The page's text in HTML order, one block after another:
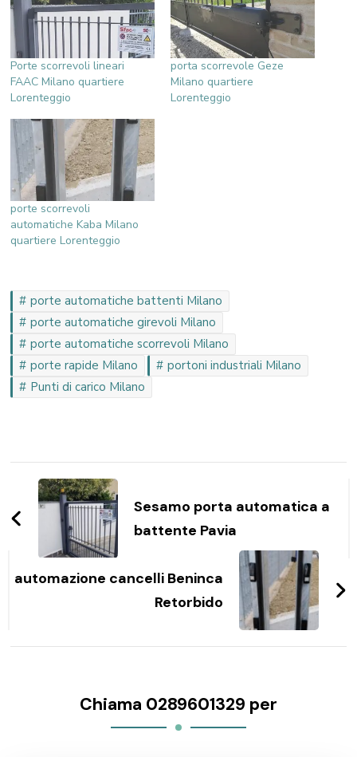
Porte scorrevoli lineari
FAAC Milano quartiere
Lorenteggio
porta scorrevole Geze
Milano quartiere
Lorenteggio
porte scorrevoli
automatiche Kaba Milano
quartiere Lorenteggio
porte automatiche battenti Milano
porte automatiche girevoli Milano
porte automatiche scorrevoli Milano
porte rapide Milano
portoni industriali Milano
Punti di carico Milano
Navigazione
articoli
Sesamo porta automatica a
battente Pavia
automazione cancelli Beninca
Retorbido
Chiama 0289601329 per